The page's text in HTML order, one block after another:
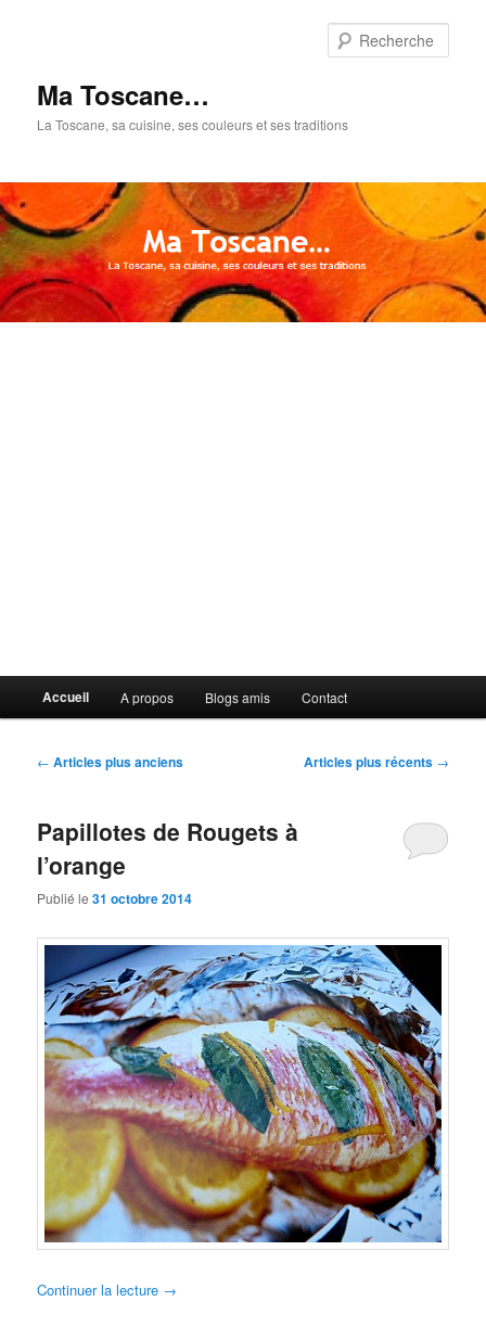
Ma Toscane…
La Toscane, sa cuisine, ses couleurs et ses traditions
Accueil A propos Blogs amis Contact
Navigation
← Articles plus anciens Articles plus récents →
Papillotes de Rougets à
l’orange
Publié le31 octobre 2014
Continuer la lecture →